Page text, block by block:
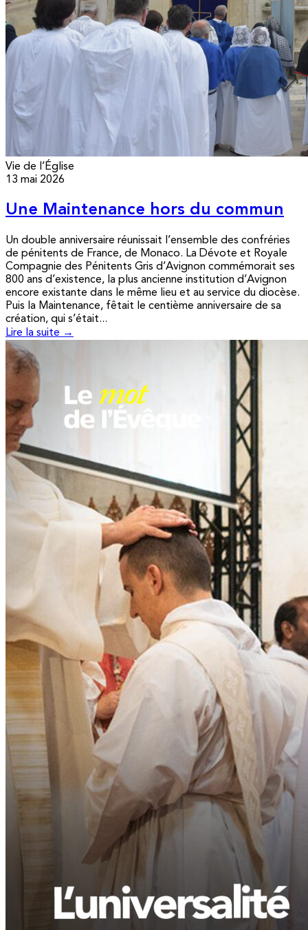
Vie de l’Église
13 mai 2026
Une Maintenance hors du commun
Un double anniversaire réunissait l’ensemble des confréries
de pénitents de France, de Monaco. La Dévote et Royale
Compagnie des Pénitents Gris d’Avignon commémorait ses
800 ans d’existence, la plus ancienne institution d’Avignon
encore existante dans le même lieu et au service du diocèse.
Puis la Maintenance, fêtait le centième anniversaire de sa
création, qui s’était...
Lire la suite →